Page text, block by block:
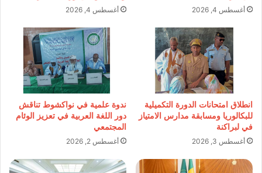
أغسطس 4, 2026 أغسطس 4, 2026
انطلاق امتحانات الدورة التكميلية
للبكالوريا ومسابقة مدارس الامتياز
في لبراكنة
أغسطس 3, 2026
ندوة علمية في نواكشوط تناقش
دور اللغة العربية في تعزيز الوئام
المجتمعي
أغسطس 2, 2026